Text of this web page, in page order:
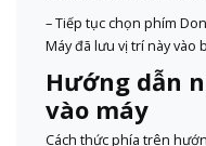
– Tiếp tục chọn phím
Máy đã lưu vị trí này vào
Hướng dẫn
vào máy
Cách thức phía trên